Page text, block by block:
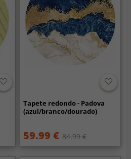
Tapete redondo - Padova
(azul/branco/dourado)
59.99 € 84.99 €